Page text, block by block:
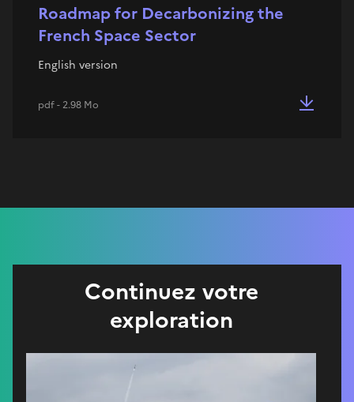
Roadmap for Decarbonizing the
French Space Sector
English version
pdf - 2.98 Mo
Continuez votre
exploration